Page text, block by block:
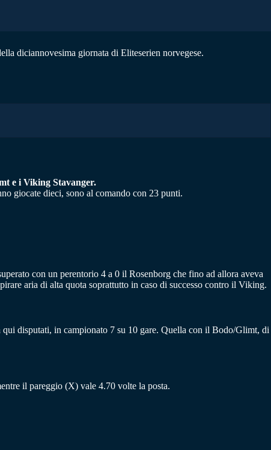
diciannovesima giornata di Eliteserien norvegese.
e i Viking Stavanger.
giocate dieci, sono al comando con 23 punti.
con un perentorio 4 a 0 il Rosenborg che fino ad allora aveva
aria di alta quota soprattutto in caso di successo contro il Viking.
disputati, in campionato 7 su 10 gare. Quella con il Bodo/Glimt, di
il pareggio (X) vale 4.70 volte la posta.